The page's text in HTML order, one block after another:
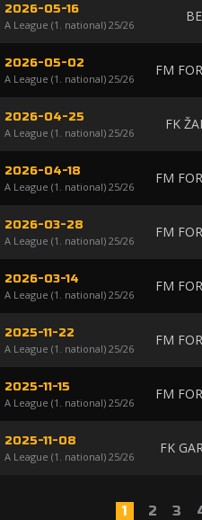
2026-05-16
A League (1. national) 25/26
2026-05-02
A League (1. national) 25/26
FM
2026-04-25
A League (1. national) 25/26
FK
2026-04-18
A League (1. national) 25/26
FM
2026-03-28
A League (1. national) 25/26
FM
2026-03-14
A League (1. national) 25/26
FM
2025-11-22
A League (1. national) 25/26
FM
2025-11-15
A League (1. national) 25/26
FM
2025-11-08
A League (1. national) 25/26
FK
1 2 3